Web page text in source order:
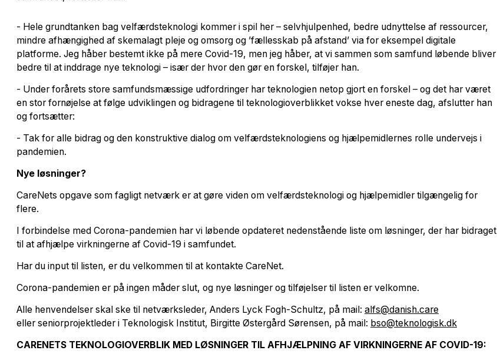
- Hele grundtanken bag velfærdsteknologi kommer i spil her – selvhjulpenhed, bedre udnyttelse af ressourcer,
mindre afhængighed af skemalagt pleje og omsorg og ’fællesskab på afstand’ via for eksempel digitale
platforme. Jeg håber bestemt ikke på mere Covid-19, men jeg håber, at vi sammen som samfund løbende bliver
bedre til at inddrage nye teknologi – især der hvor den gør en forskel, tilføjer han.
- Under forårets store samfundsmæssige udfordringer har teknologien netop gjort en forskel – og det har været
en stor fornøjelse at følge udviklingen og bidragene til teknologioverblikket vokse hver eneste dag, afslutter han
og fortsætter:
- Tak for alle bidrag og den konstruktive dialog om velfærdsteknologiens og hjælpemidlernes rolle undervejs i
pandemien.
Nye løsninger?
CareNets opgave som fagligt netværk er at gøre viden om velfærdsteknologi og hjælpemidler tilgængelig for
flere.
I forbindelse med Corona-pandemien har vi løbende opdateret nedenstående liste om løsninger, der har bidraget
til at afhjælpe virkningerne af Covid-19 i samfundet.
Har du input til listen, er du velkommen til at kontakte CareNet.
Corona-pandemien er på ingen måder slut, og nye løsninger og tilføjelser til listen er velkomne.
Alle henvendelser skal ske til netværksleder, Anders Lyck Fogh-Schultz, på mail: alfs@danish.care
eller seniorprojektleder i Teknologisk Institut, Birgitte Østergård Sørensen, på mail: bso@teknologisk.dk
CARENETS TEKNOLOGIOVERBLIK MED LØSNINGER TIL AFHJÆLPNING AF VIRKNINGERNE AF COVID-19: